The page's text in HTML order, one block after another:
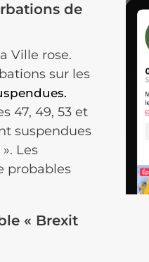
de
Ville rose.
sur les
47, 49, 53 et
suspendues
Les
probables
« Brexit